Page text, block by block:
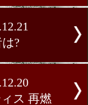
国の英雄